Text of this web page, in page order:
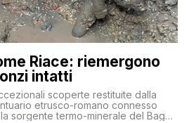
Riace: riemergono
intatti
scoperte restituite dalla
etrusco-romano connesso
sorgente termo-minerale del Bagno